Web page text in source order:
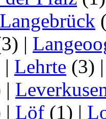
Langebrück
|
| Lehrte (3)
|
| Löf (1) |